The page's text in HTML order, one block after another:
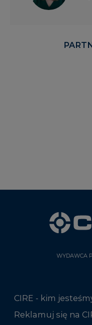
WYDAWCA
CIRE - kim
Reklamuj się na